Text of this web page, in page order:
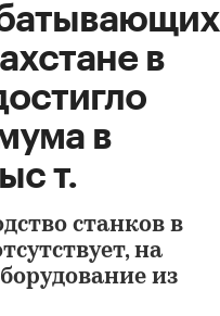
в
в
т.
станков в
на
из